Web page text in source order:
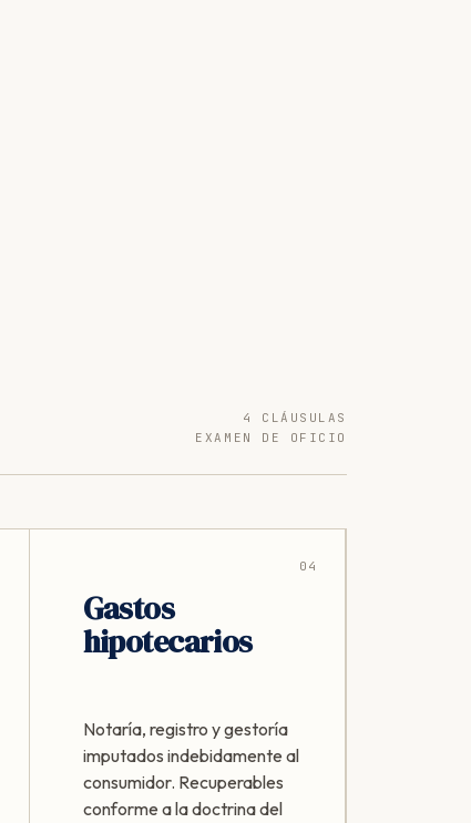
4 CLÁUSULAS
EXAMEN DE OFICIO
04
Gastos
hipotecarios
Notaría, registro y gestoría
imputados indebidamente al
consumidor. Recuperables
conforme a la doctrina del